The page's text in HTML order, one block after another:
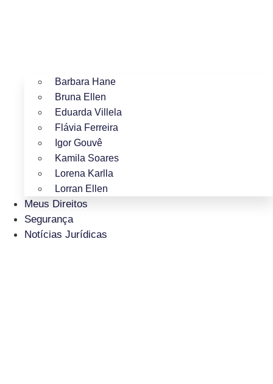
Barbara Hane
Bruna Ellen
Eduarda Villela
Flávia Ferreira
Igor Gouvê
Kamila Soares
Lorena Karlla
Lorran Ellen
Meus Direitos
Segurança
Notícias Jurídicas